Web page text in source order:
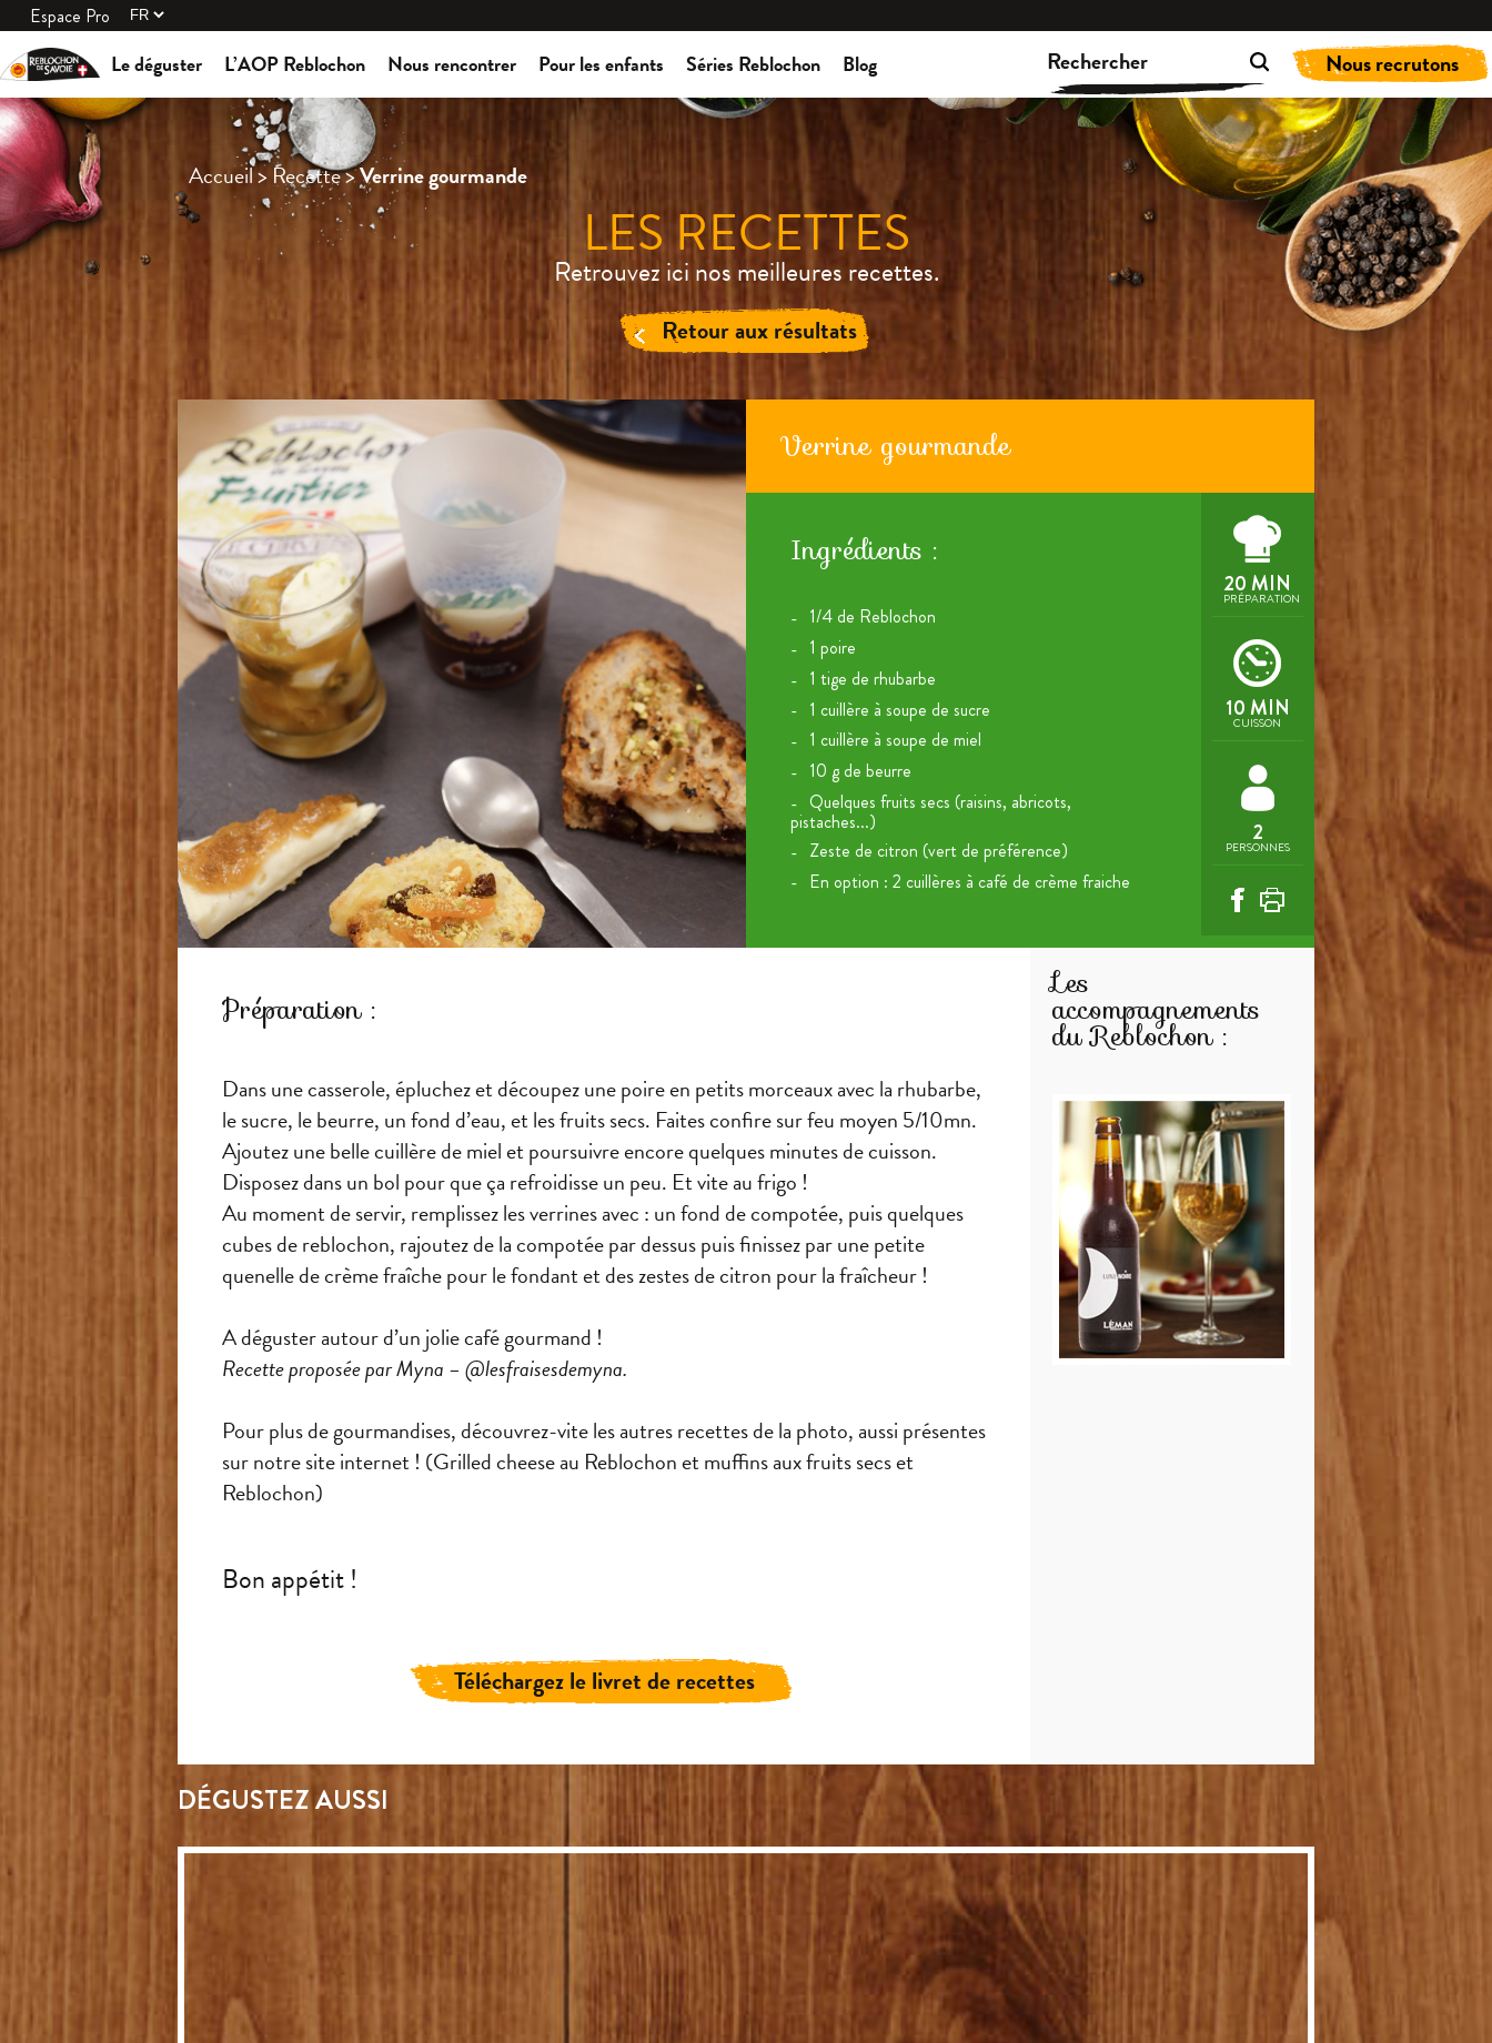
Espace Pro
Le déguster L’AOP Reblochon Nous rencontrer Pour les enfants Séries Reblochon Blog Nous recrutons
Accueil>Recette>Verrine gourmande
LES RECETTES
Retrouvez ici nos meilleures recettes.
Retour aux résultats
Verrine gourmande
Ingrédients :
1/4 de Reblochon
1 poire
1 tige de rhubarbe
1 cuillère à soupe de sucre
1 cuillère à soupe de miel
10 g de beurre
Quelques fruits secs (raisins, abricots,
pistaches...)
Zeste de citron (vert de préférence)
En option : 2 cuillères à café de crème fraiche
20 MIN
PRÉPARATION
10 MIN
CUISSON
2
PERSONNES
Préparation :
Dans une casserole, épluchez et découpez une poire en petits morceaux avec la rhubarbe,
le sucre, le beurre, un fond d’eau, et les fruits secs. Faites confire sur feu moyen 5/10mn.
Ajoutez une belle cuillère de miel et poursuivre encore quelques minutes de cuisson.
Disposez dans un bol pour que ça refroidisse un peu. Et vite au frigo !
Au moment de servir, remplissez les verrines avec : un fond de compotée, puis quelques
cubes de reblochon, rajoutez de la compotée par dessus puis finissez par une petite
quenelle de crème fraîche pour le fondant et des zestes de citron pour la fraîcheur !
A déguster autour d’un jolie café gourmand !
Recette proposée par Myna – @lesfraisesdemyna.
Pour plus de gourmandises, découvrez-vite les autres recettes de la photo, aussi présentes
sur notre site internet ! (Grilled cheese au Reblochon et muffins aux fruits secs et
Reblochon)
Bon appétit !
Téléchargez le livret de recettes
Les
accompagnements
du Reblochon :
DÉGUSTEZ AUSSI